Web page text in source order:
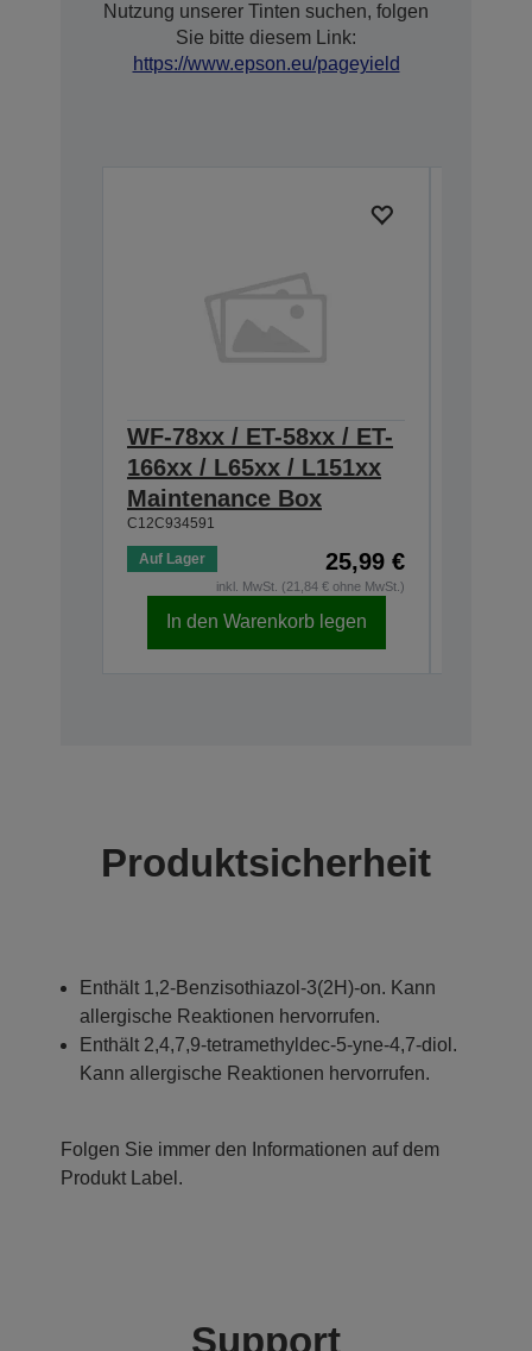
Nutzung unserer Tinten suchen, folgen
Sie bitte diesem Link:
https://www.epson.eu/pageyield
WF-78xx / ET-58xx / ET-
166xx / L65xx / L151xx
Maintenance Box
C12C934591
Auf Lager 25,99 €
inkl. MwSt. (21,84 € ohne MwSt.)
In den Warenkorb legen
Produktsicherheit
Enthält 1,2-Benzisothiazol-3(2H)-on. Kann
allergische Reaktionen hervorrufen.
Enthält 2,4,7,9-tetramethyldec-5-yne-4,7-diol.
Kann allergische Reaktionen hervorrufen.
Folgen Sie immer den Informationen auf dem
Produkt Label.
Support